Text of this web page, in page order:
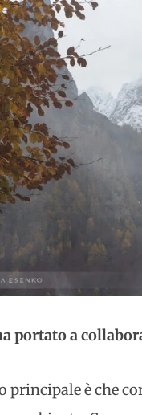
portato a
principale è che